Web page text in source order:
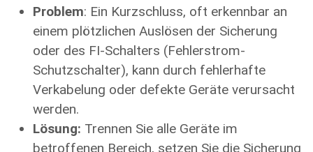
Problem: Ein Kurzschluss, oft erkennbar an
einem plötzlichen Auslösen der Sicherung
oder des FI-Schalters (Fehlerstrom-
Schutzschalter), kann durch fehlerhafte
Verkabelung oder defekte Geräte verursacht
werden.
Lösung: Trennen Sie alle Geräte im
betroffenen Bereich, setzen Sie die Sicherung